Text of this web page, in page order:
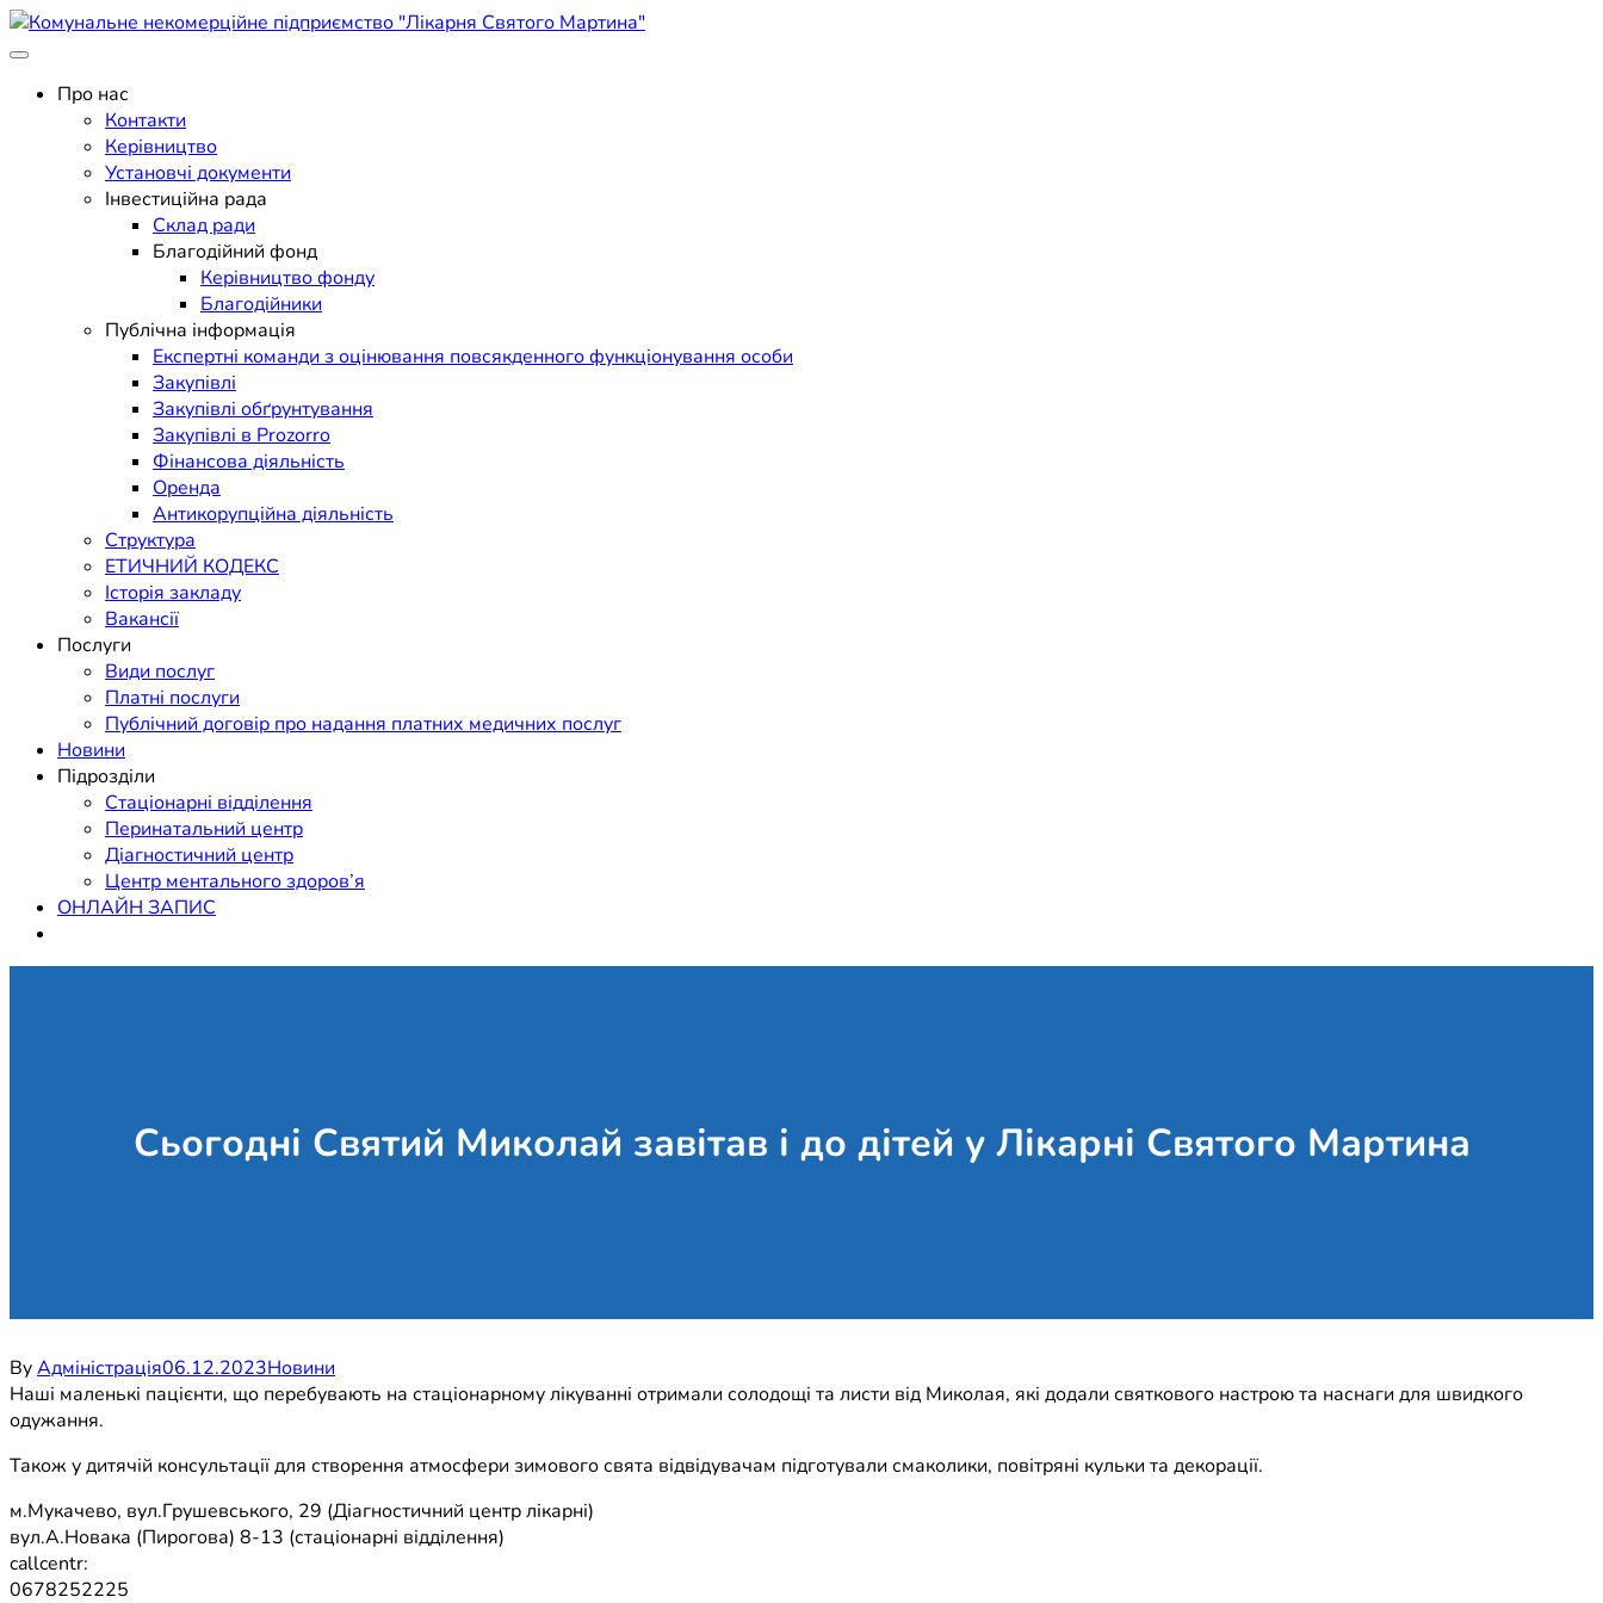
Skip
to
Комунальне некомерційне підприємство "Лікарня Святого Мартина"
Поліклініка Мукачево
Про нас
Контакти
Керівництво
Установчі документи
Інвестиційна рада
Склад ради
Благодійний фонд
Керівництво фонду
Благодійники
Публічна інформація
Експертні команди з оцінювання повсякденного функціонування особи
Закупівлі
Закупівлі обґрунтування
Закупівлі в Prozorro
Фінансова діяльність
Оренда
Антикорупційна діяльність
Структура
ЕТИЧНИЙ КОДЕКС
Історія закладу
Вакансії
Послуги
Види послуг
Платні послуги
Публічний договір про надання платних медичних послуг
Новини
Підрозділи
Стаціонарні відділення
Перинатальний центр
Діагностичний центр
Центр ментального здоров’я
ОНЛАЙН ЗАПИС
Сьогодні Святий Миколай завітав і до дітей у Лікарні Святого Мартина
ByАдміністрація06.12.2023Новини
Наші маленькі пацієнти, що перебувають на стаціонарному лікуванні отримали солодощі та листи від Миколая, які додали святкового настрою та наснаги для швидкого
одужання.
Також у дитячій консультації для створення атмосфери зимового свята відвідувачам підготували смаколики, повітряні кульки та декорації.
м.Мукачево, вул.Грушевського, 29 (Діагностичний центр лікарні)
вул.А.Новака (Пирогова) 8-13 (стаціонарні відділення)
callcentr:
0678252225